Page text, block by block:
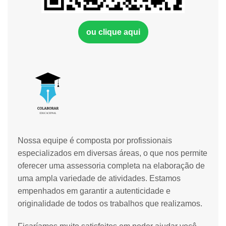
Nossa equipe é composta por profissionais
especializados em diversas áreas, o que nos permite
oferecer uma assessoria completa na elaboração de
uma ampla variedade de atividades. Estamos
empenhados em garantir a autenticidade e
originalidade de todos os trabalhos que realizamos.
ou clique aqui